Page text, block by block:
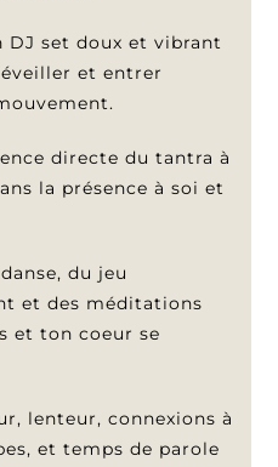
DJ set doux et vibrant
et entrer
directe du tantra à
la présence à soi et
du jeu
et des méditations
et ton coeur se
lenteur, connexions à
et temps de parole